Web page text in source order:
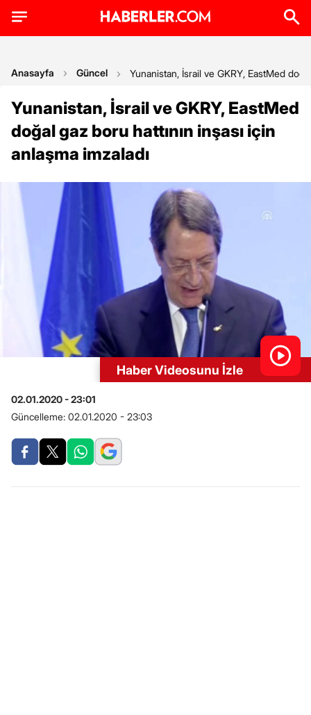
Anasayfa Güncel Yunanistan, İsrail ve GKRY, EastMed
Yunanistan, İsrail ve GKRY, EastMed
doğal gaz boru hattının inşası için
anlaşma imzaladı
Haber Videosunu İzle
02.01.2020 - 23:01
Güncelleme: 02.01.2020 - 23:03